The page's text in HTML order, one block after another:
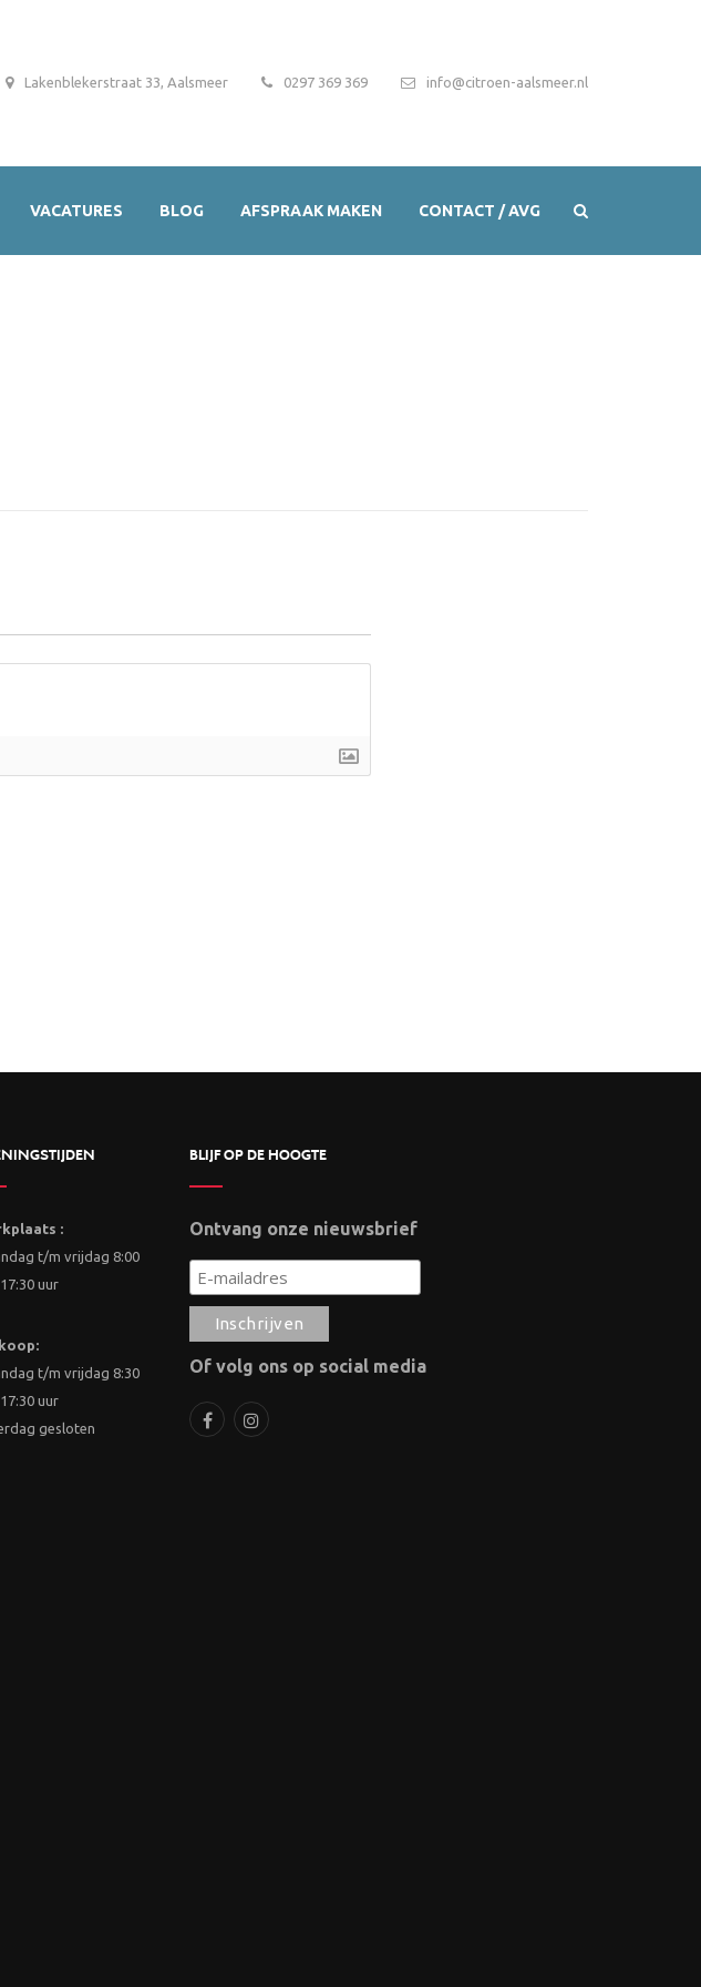
Lakenblekerstraat 33, Aalsmeer 0297 369 369 info@citroen-aalsmeer.nl
VACATURES BLOG AFSPRAAK MAKEN CONTACT / AVG
:
t/m vrijdag 8:00
uur
t/m vrijdag 8:30
uur
gesloten
BLIJF OP DE HOOGTE
Ontvang onze nieuwsbrief
Of volg ons op social media